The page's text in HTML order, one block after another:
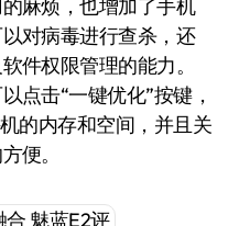
麻烦，也增加了手机
对病毒进行查杀，还
件权限管理的能力。
点击“一键优化”按键，
的内存和空间，并且关
便。